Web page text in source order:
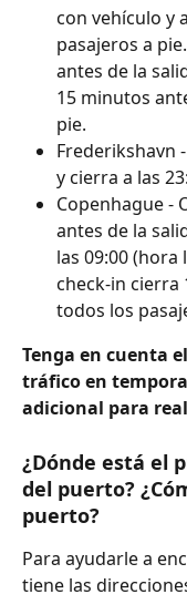
con vehículo y
pasajeros a
antes de la
15 minutos
pie.
Frederikshavn
y cierra a las
Copenhague -
antes de la
las 09:00 (hora
check-in cierra
todos los
Tenga en cuenta
tráfico en
adicional para
¿Dónde está el
del puerto?
puerto?
Para ayudarle a
tiene las